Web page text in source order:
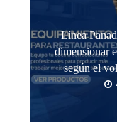
Línea
dimensionar
según el